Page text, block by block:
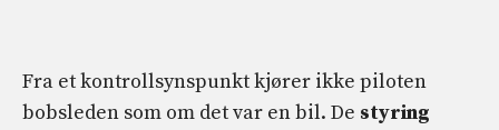
Fra et kontrollsynspunkt kjører ikke piloten
bobsleden som om det var en bil. De styring